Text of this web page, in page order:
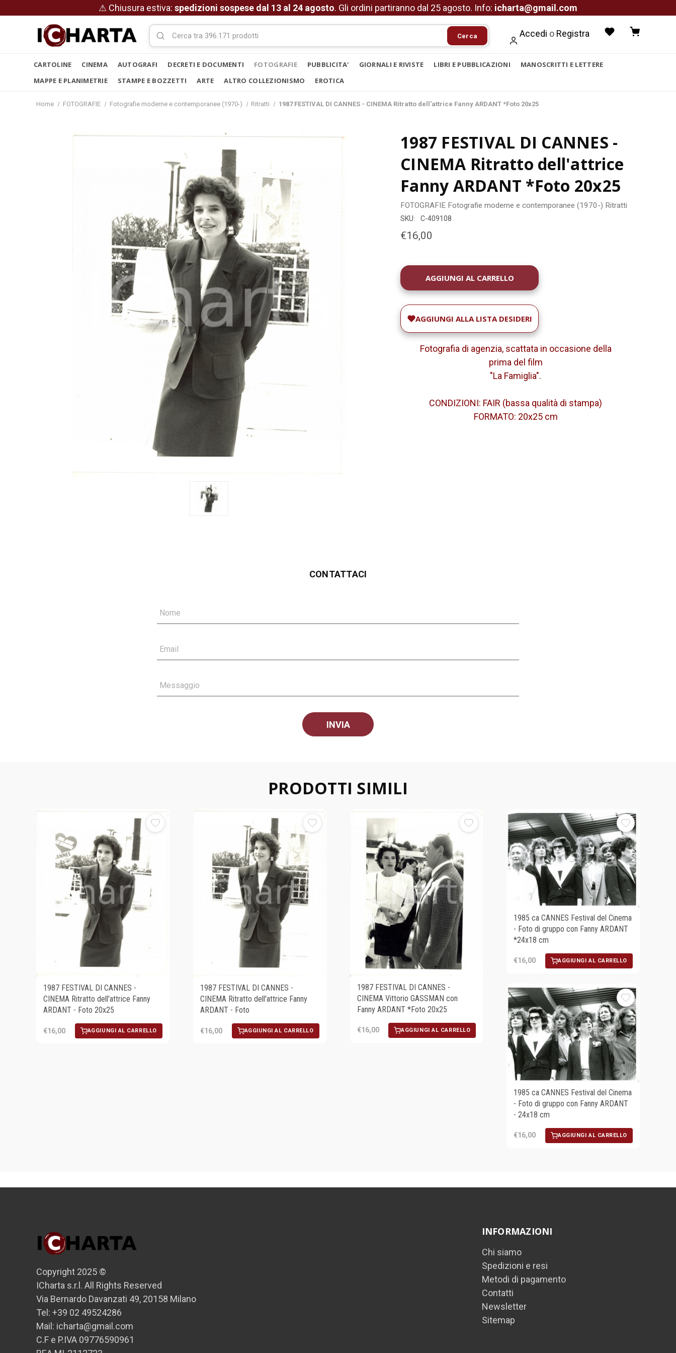
⚠ Chiusura estiva: spedizioni sospese dal 13 al 24 agosto. Gli ordini partiranno dal 25 agosto. Info: icharta@gmail.com
Cerca Accedi o Registra
CARTOLINE CINEMA AUTOGRAFI DECRETI E DOCUMENTI FOTOGRAFIE PUBBLICITA' GIORNALI E RIVISTE LIBRI E PUBBLICAZIONI
MANOSCRITTI E LETTERE
MAPPE E PLANIMETRIE
STAMPE E BOZZETTI ARTE ALTRO COLLEZIONISMO EROTICA
Home FOTOGRAFIE Fotografie moderne e contemporanee (1970-) Ritratti 1987 FESTIVAL DI CANNES - CINEMA Ritratto dell'attrice Fanny ARDANT *Foto 20x25
1987 FESTIVAL DI CANNES -
CINEMA Ritratto dell'attrice
Fanny ARDANT *Foto 20x25
FOTOGRAFIE Fotografie moderne e contemporanee (1970-) Ritratti
SKU: C-409108
€16,00
DISPONIBILITÀ
ATTUALE:
AGGIUNGI ALLA LISTA DESIDERI
Fotografia di agenzia, scattata in occasione della
prima del film
"La Famiglia".
CONDIZIONI: FAIR (bassa qualità di stampa)
FORMATO: 20x25 cm
CONTATTACI
Nome
Email
Messaggio
PRODOTTI SIMILI
1987 FESTIVAL DI CANNES -
CINEMA Ritratto dell'attrice Fanny
ARDANT - Foto 20x25
€16,00 AGGIUNGI AL CARRELLO
1987 FESTIVAL DI CANNES -
CINEMA Ritratto dell'attrice Fanny
ARDANT - Foto
€16,00 AGGIUNGI AL CARRELLO
1987 FESTIVAL DI CANNES -
CINEMA Vittorio GASSMAN con
Fanny ARDANT *Foto 20x25
€16,00 AGGIUNGI AL CARRELLO
1985 ca CANNES Festival del Cinema
- Foto di gruppo con Fanny ARDANT
*24x18 cm
€16,00 AGGIUNGI AL CARRELLO
1985 ca CANNES Festival del Cinema
- Foto di gruppo con Fanny ARDANT
- 24x18 cm
€16,00 AGGIUNGI AL CARRELLO
Copyright 2025 ©
ICharta s.r.l. All Rights Reserved
Via Bernardo Davanzati 49, 20158 Milano
Tel: +39 02 49524286
Mail: icharta@gmail.com
C.F e P.IVA 09776590961
INFORMAZIONI
Chi siamo
Spedizioni e resi
Metodi di pagamento
Contatti
Newsletter
Sitemap